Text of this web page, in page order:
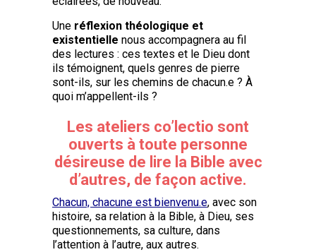
Une réflexion théologique et
existentielle nous accompagnera au fil
des lectures : ces textes et le Dieu dont
ils témoignent, quels genres de pierre
sont-ils, sur les chemins de chacun.e ? À
quoi m’appellent-ils ?
Les ateliers co’lectio sont
ouverts à toute personne
désireuse de lire la Bible avec
d’autres, de façon active.
Chacun, chacune est bienvenu.e, avec son
histoire, sa relation à la Bible, à Dieu, ses
questionnements, sa culture, dans
l’attention à l’autre, aux autres.